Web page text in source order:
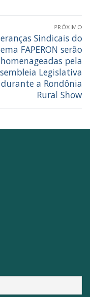
PRÓXIMO
Sindicais do
FAPERON serão
homenageadas pela
Legislativa
durante a Rondônia
Rural Show